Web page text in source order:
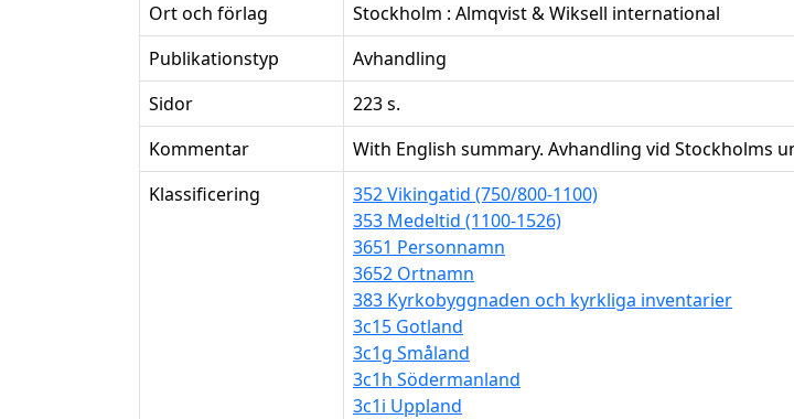
Ort och förlag
Stockholm : Almqvist & Wiksell international
Publikationstyp
Avhandling
Sidor
223 s.
Kommentar
With English summary. Avhandling vid Stockholms
Klassificering
352 Vikingatid (750/800-1100)
353 Medeltid (1100-1526)
3651 Personnamn
3652 Ortnamn
383 Kyrkobyggnaden och kyrkliga inventarier
3c15 Gotland
3c1g Småland
3c1h Södermanland
3c1i Uppland